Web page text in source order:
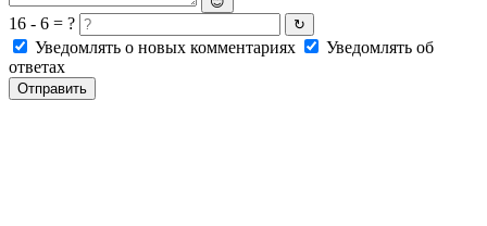
16 - 6 = ? ↻
Уведомлять о новых комментариях
Уведомлять об
ответах
Отправить